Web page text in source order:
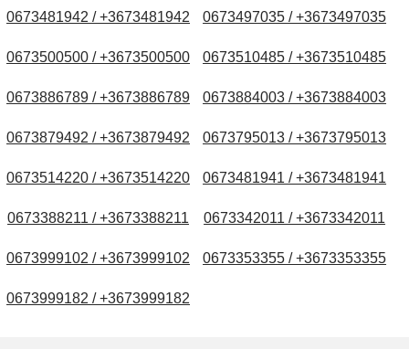
0673481942 / +3673481942 0673497035 / +3673497035
0673500500 / +3673500500 0673510485 / +3673510485
0673886789 / +3673886789 0673884003 / +3673884003
0673879492 / +3673879492 0673795013 / +3673795013
0673514220 / +3673514220 0673481941 / +3673481941
0673388211 / +3673388211 0673342011 / +3673342011
0673999102 / +3673999102 0673353355 / +3673353355
0673999182 / +3673999182